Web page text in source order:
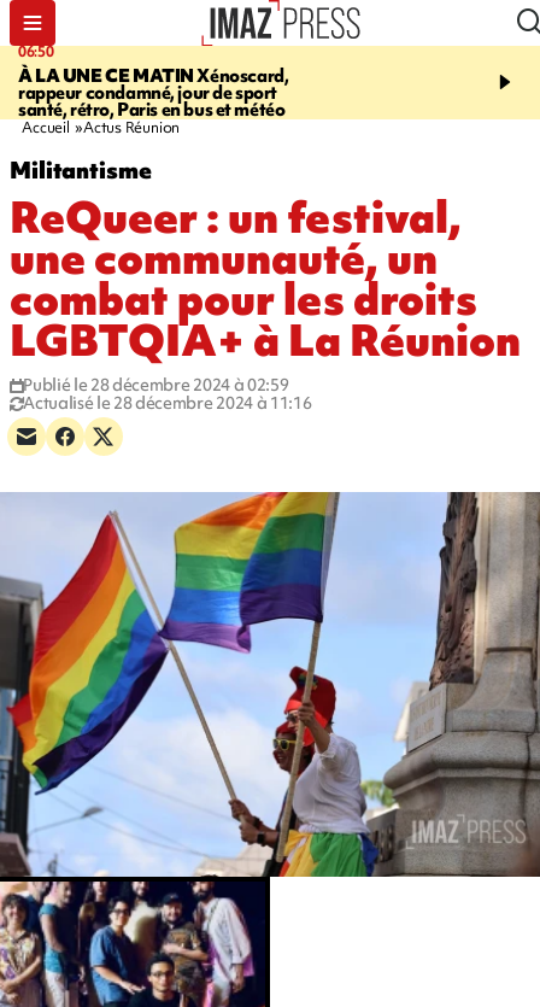
06:50
À LA UNE CE MATINXénoscard,
rappeur condamné, jour de sport
santé, rétro, Paris en bus et météo
08:53
Jour de
2026 - bouger,
Accueil Actus Réunion
Militantisme
ReQueer : un festival,
une communauté, un
combat pour les droits
LGBTQIA+ à La Réunion
Publié le 28 décembre 2024 à 02:59
Actualisé le 28 décembre 2024 à 11:16